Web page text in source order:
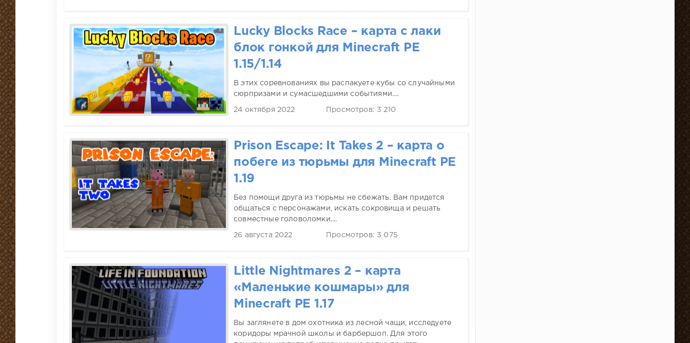
Lucky Blocks Race – карта с лаки
блок гонкой для Minecraft PE
1.15/1.14
В этих соревнованиях вы распакуете кубы со случайными
сюрпризами и сумасшедшими событиями....
24 октября 2022 Просмотров: 3 210
Prison Escape: It Takes 2 – карта о
побеге из тюрьмы для Minecraft PE
1.19
Без помощи друга из тюрьмы не сбежать. Вам придется
общаться с персонажами, искать сокровища и решать
совместные головоломки....
26 августа 2022 Просмотров: 3 075
Little Nightmares 2 – карта
«Маленькие кошмары» для
Minecraft PE 1.17
Вы заглянете в дом охотника из лесной чащи, исследуете
коридоры мрачной школы и барбершоп. Для этого